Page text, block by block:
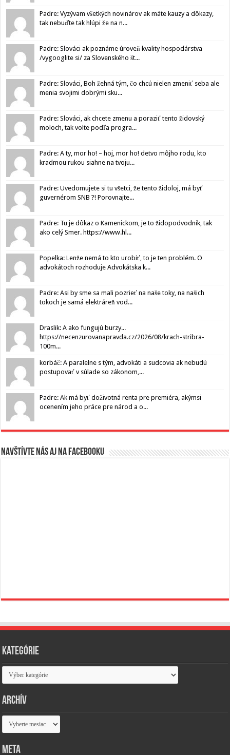
Padre: Vyzývam všetkých novinárov ak máte kauzy a dôkazy,
tak nebuďte tak hlúpi že na n...
Padre: Slováci ak poznáme úroveň kvality hospodárstva
/vygooglite si/ za Slovenského št...
Padre: Slováci, Boh žehná tým, čo chcú nielen zmeniť seba ale
menia svojimi dobrými sku...
Padre: Slováci, ak chcete zmenu a poraziť tento židovský
moloch, tak volte podľa progra...
Padre: A ty, mor ho! – hoj, mor ho! detvo môjho rodu, kto
kradmou rukou siahne na tvoju...
Padre: Uvedomujete si tu všetci, že tento židoloj, má byť
guvernérom SNB ?! Porovnajte...
Padre: Tu je dôkaz o Kamenickom, je to židopodvodník, tak
ako celý Smer. https://www.hl...
Popelka: Lenže nemá to kto urobiť, to je ten problém. O
advokátoch rozhoduje Advokátska k...
Padre: Asi by sme sa mali pozrieť na naše toky, na našich
tokoch je samá elektráreň vod...
Draslik: A ako fungujú burzy...
https://necenzurovanapravda.cz/2026/08/krach-stribra-
100m...
korbáč: A paralelne s tým, advokáti a sudcovia ak nebudú
postupovať v súlade so zákonom,...
Padre: Ak má byť doživotná renta pre premiéra, akýmsi
ocenením jeho práce pre národ a o...
Navštívte nás aj na Facebooku
Kategórie
Kategórie
Archív
Archív
Meta